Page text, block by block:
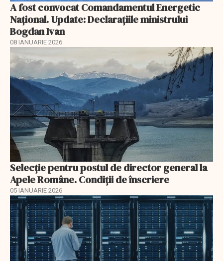
A fost convocat Comandamentul Energetic
Naţional. Update: Declaraţiile ministrului
Bogdan Ivan
08 IANUARIE 2026
Selecţie pentru postul de director general la
Apele Române. Condiţii de înscriere
05 IANUARIE 2026